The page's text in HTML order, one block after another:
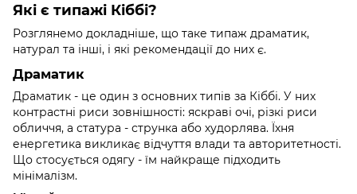
Які є типажі Кіббі?
Розглянемо докладніше, що таке типаж драматик,
натурал та інші, і які рекомендації до них є.
Драматик
Драматик - це один з основних типів за Кіббі. У них
контрастні риси зовнішності: яскраві очі, різкі риси
обличчя, а статура - струнка або худорлява. Їхня
енергетика викликає відчуття влади та авторитетності.
Що стосується одягу - їм найкраще підходить
мінімалізм.